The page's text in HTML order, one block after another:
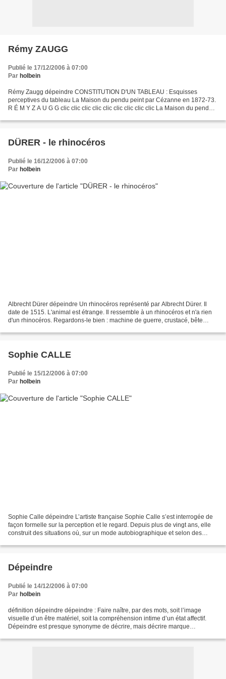
Rémy ZAUGG
Publié le 17/12/2006 à 07:00
Par holbein
Rémy Zaugg dépeindre CONSTITUTION D'UN TABLEAU : Esquisses
perceptives du tableau La Maison du pendu peint par Cézanne en 1872-73.
R É M Y Z A U G G clic clic clic clic clic clic clic clic clic La Maison du pendu ,
DÜRER - le rhinocéros
Publié le 16/12/2006 à 07:00
Par holbein
Albrecht Dürer dépeindre Un rhinocéros représenté par Albrecht Dürer. Il
date de 1515. L'animal est étrange. Il ressemble à un rhinocéros et n'a rien
d'un rhinocéros. Regardons-le bien : machine de guerre, crustacé, bête
Sophie CALLE
Publié le 15/12/2006 à 07:00
Par holbein
Sophie Calle dépeindre L’artiste française Sophie Calle s’est interrogée de
façon formelle sur la perception et le regard. Depuis plus de vingt ans, elle
construit des situations où, sur un mode autobiographique et selon des
Dépeindre
Publié le 14/12/2006 à 07:00
Par holbein
définition dépeindre dépeindre : Faire naître, par des mots, soit l’image
visuelle d’un être matériel, soit la compréhension intime d’un état affectif.
Dépeindre est presque synonyme de décrire, mais décrire marque